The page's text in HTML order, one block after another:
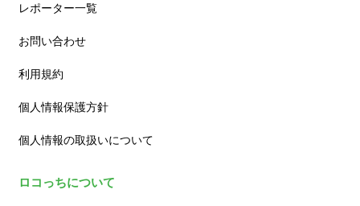
レポーター一覧
お問い合わせ
利用規約
個人情報保護方針
個人情報の取扱いについて
ロコっちについて